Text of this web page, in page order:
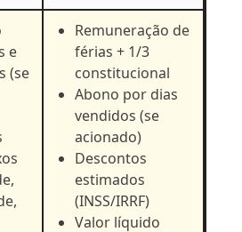
e
(se
Remuneração de
férias + 1/3
constitucional
Abono por dias
vendidos (se
acionado)
Descontos
estimados
(INSS/IRRF)
Valor líquido